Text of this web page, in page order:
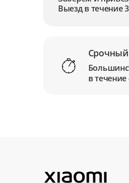
Выезд в течение
в течение